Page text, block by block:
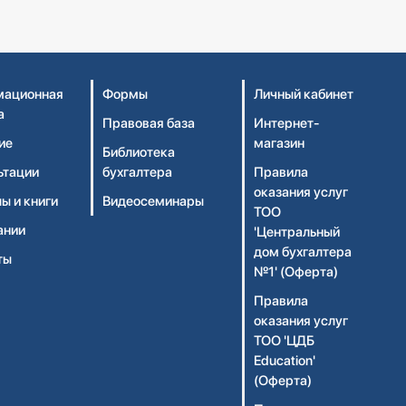
и книги
Формы
Правовая база
Библиотека
бухгалтера
Видеосеминары
Личный кабинет
Интернет-
магазин
Правила
оказания услуг
ТОО
'Центральный
дом бухгалтера
№1' (Оферта)
Правила
оказания услуг
ТОО 'ЦДБ
Education'
(Оферта)